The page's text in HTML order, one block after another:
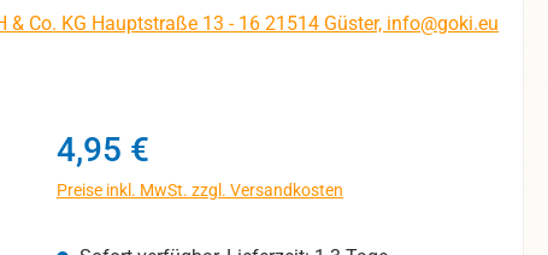
& Co. KG Hauptstraße 13 - 16 21514 Güster, info@goki.eu
Regulärer Preis:
4,95 €
Preise inkl. MwSt. zzgl. Versandkosten